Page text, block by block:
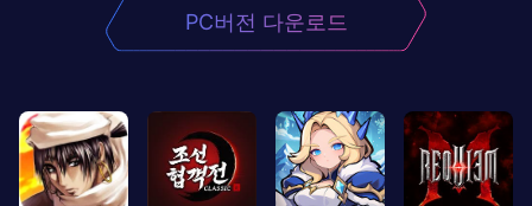
PC버전 다운로드